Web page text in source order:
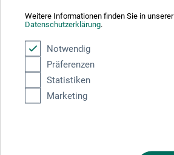
Weitere Informationen finden Sie in unserer
Datenschutzerklärung.
Notwendig
Präferenzen
Statistiken
Marketing
Betalingsmetoder